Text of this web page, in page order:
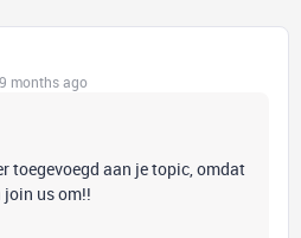
months ago
toegevoegd aan je topic, omdat
us om!!